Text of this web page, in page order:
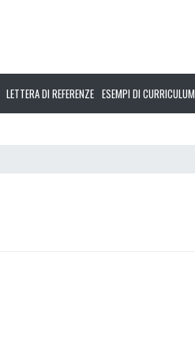
LETTERA DI REFERENZE ESEMPI DI CURRICULUM